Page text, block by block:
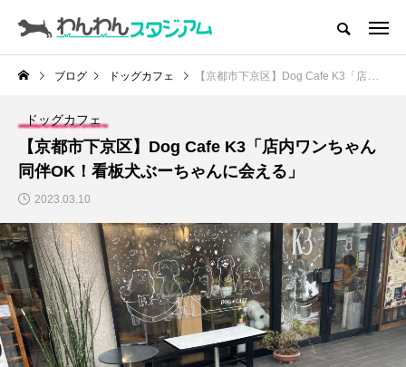
CATEGORY
ドッグラン
ドッグカフェ
愛犬とおでかけ (公園･施設etc)
愛犬と旅行
トリミングサロン
動物病院
コラム
ブログ ドッグカフェ 【京都市下京区】Dog Cafe K3「店内ワンちゃん同伴OK！看板犬ぶーちゃんに会える」
ドッグカフェ
【京都市下京区】Dog Cafe K3「店内ワンちゃん
同伴OK！看板犬ぶーちゃんに会える」
2023.03.10